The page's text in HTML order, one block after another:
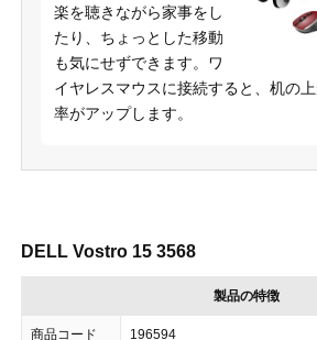
楽を聴きながら家事をし
たり、ちょっとした移動
も気にせずできます。ワ
イヤレスマウスに接続すると、机の
率がアップします。
DELL Vostro 15 3568
製品の特徴
商品コード 196594